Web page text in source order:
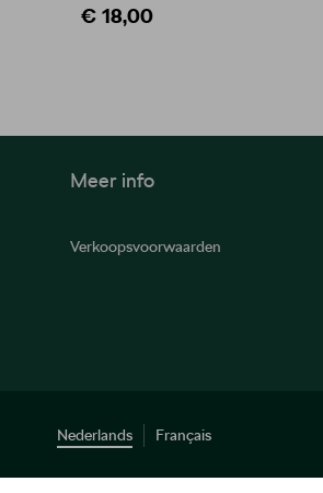
€ 18,00
Meer info
Verkoopsvoorwaarden
Nederlands Français